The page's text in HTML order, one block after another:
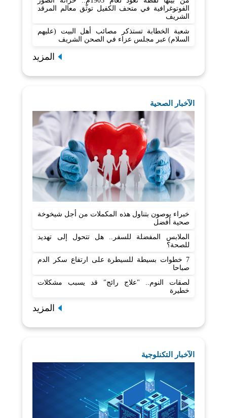
الفوتوغرافية في متحف الكفيل توثّق معالم المرقد
الشريف
شعبة الخطابة تستذكر مصائب أهل البيت (عليهم
السلام) عبر مجلس عزاء في الصحن الشريف
المزيد
الآخبار الصحية
خبراء يوصون بتناول هذه المكملات من أجل شيخوخة
صحية أفضل
الملابس المفضلة للسفر.. هل تتحول إلى تهديد
للصحة؟
7 خطوات بسيطة للسيطرة على ارتفاع سكر الدم
صباحا
لصقات النوم.. "علاج رائج" قد يسبب مشكلات
خطيرة
المزيد
الآخبار التكنلوجية